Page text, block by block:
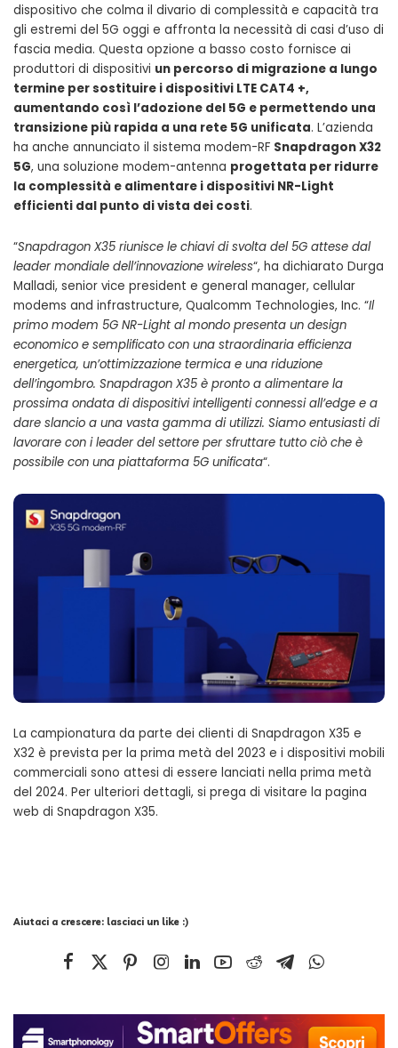
dispositivo che colma il divario di complessità e capacità tra
gli estremi del 5G oggi e affronta la necessità di casi d’uso di
fascia media. Questa opzione a basso costo fornisce ai
produttori di dispositivi un percorso di migrazione a lungo
termine per sostituire i dispositivi LTE CAT4 +,
aumentando così l’adozione del 5G e permettendo una
transizione più rapida a una rete 5G unificata. L’azienda
ha anche annunciato il sistema modem-RF Snapdragon X32
5G, una soluzione modem-antenna progettata per ridurre
la complessità e alimentare i dispositivi NR-Light
efficienti dal punto di vista dei costi.
“Snapdragon X35 riunisce le chiavi di svolta del 5G attese dal
leader mondiale dell’innovazione wireless“, ha dichiarato Durga
Malladi, senior vice president e general manager, cellular
modems and infrastructure, Qualcomm Technologies, Inc. “Il
primo modem 5G NR-Light al mondo presenta un design
economico e semplificato con una straordinaria efficienza
energetica, un’ottimizzazione termica e una riduzione
dell’ingombro. Snapdragon X35 è pronto a alimentare la
prossima ondata di dispositivi intelligenti connessi all’edge e a
dare slancio a una vasta gamma di utilizzi. Siamo entusiasti di
lavorare con i leader del settore per sfruttare tutto ciò che è
possibile con una piattaforma 5G unificata“.
La campionatura da parte dei clienti di Snapdragon X35 e
X32 è prevista per la prima metà del 2023 e i dispositivi mobili
commerciali sono attesi di essere lanciati nella prima metà
del 2024. Per ulteriori dettagli, si prega di visitare la pagina
web di Snapdragon X35.
Aiutaci a crescere: lasciaci un like :)